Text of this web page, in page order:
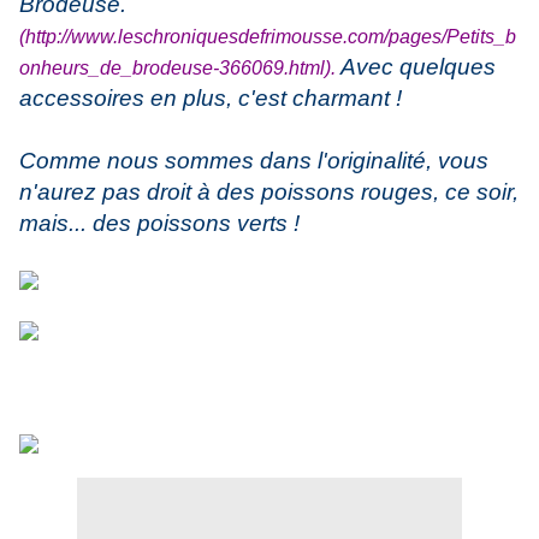
(http://www.leschroniquesdefrimousse.com/pages/Petits_b
onheurs_de_brodeuse-366069.html). Avec quelques
accessoires en plus, c'est charmant !
Comme nous sommes dans l'originalité, vous
n'aurez pas droit à des poissons rouges, ce soir,
mais... des poissons verts !